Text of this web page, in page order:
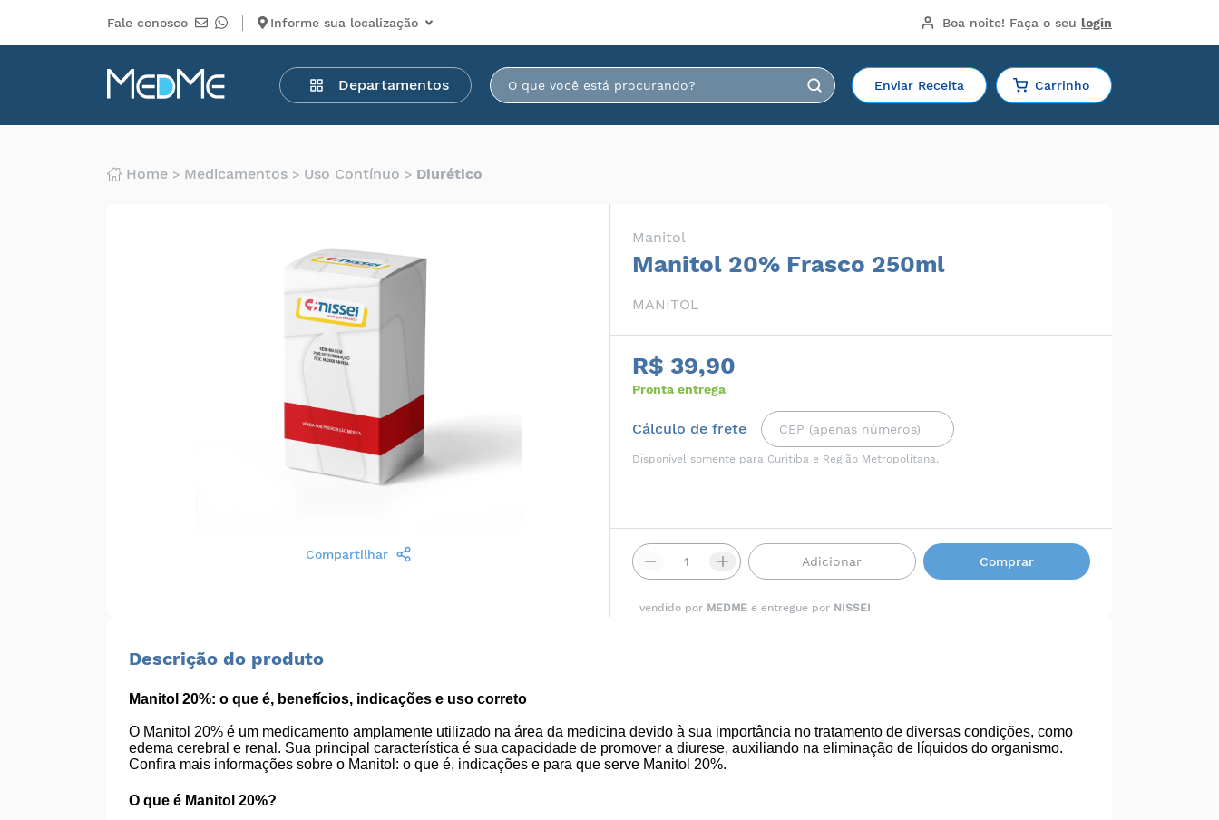
Fale conosco Informe sua localização Boa noite! Faça o seu login
Departamentos Enviar Receita Carrinho
Departamentos
Medicamentos
Higiene
Home Medicamentos Uso Contínuo Diurético
Compartilhar
Manitol
Manitol 20% Frasco 250ml
MANITOL
R$ 39,90
Pronta entrega
Cálculo de frete
Disponível somente para Curitiba e Região Metropolitana.
Adicionar Comprar
vendido por MEDME e entregue por NISSEI
Descrição do produto
Manitol 20%: o que é, benefícios, indicações e uso correto
O Manitol 20% é um medicamento amplamente utilizado na área da medicina devido à sua importância no tratamento de diversas condições, como
edema cerebral e renal. Sua principal característica é sua capacidade de promover a diurese, auxiliando na eliminação de líquidos do organismo.
Confira mais informações sobre o Manitol: o que é, indicações e para que serve Manitol 20%.
O que é Manitol 20%?